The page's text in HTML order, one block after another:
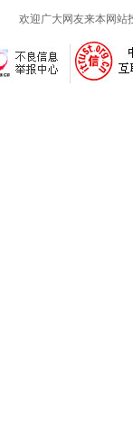
欢迎广大网友来本网站